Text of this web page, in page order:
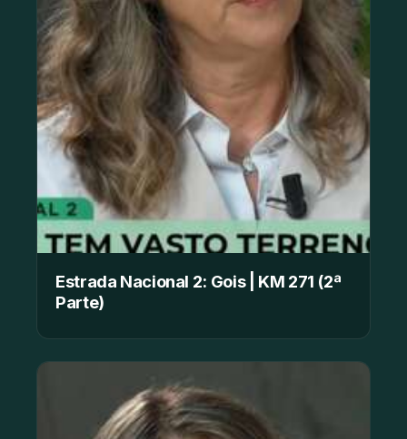
Estrada Nacional 2: Gois | KM 271 (2ª
Parte)